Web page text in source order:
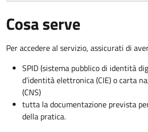
Cosa serve
Per accedere al servizio, assicurati di
SPID (sistema pubblico di identità
d’identità elettronica (CIE) o carta
(CNS)
tutta la documentazione prevista
della pratica.